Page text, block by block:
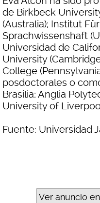
de Birkbeck
(Australia); Institut
Sprachwissenshaft
Universidad de
University
College
posdoctorales o
Brasilia; Anglia
University of
Fuente: Universidad
Ver anuncio